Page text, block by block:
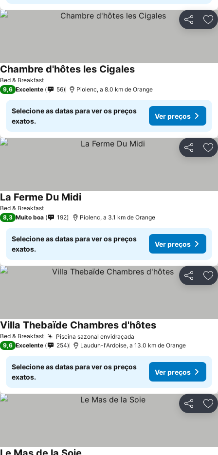
Partilhar
Bed & Breakfast
Chambre d'hôtes les CigalesVer preços
9,6 Excelente 56 Piolenc, a 8.0 km de Orange
Selecione as datas para ver os preços
exatos.
Ver preços
Partilhar
Bed & Breakfast
La Ferme Du MidiVer preços
8,3 Muito boa 192 Piolenc, a 3.1 km de Orange
Selecione as datas para ver os preços
exatos.
Ver preços
Partilhar
Bed & Breakfast Piscina sazonal envidraçada
Villa Thebaïde Chambres d'hôtesVer preços
9,6 Excelente 254 Laudun-l'Ardoise, a 13.0 km de Orange
Selecione as datas para ver os preços
exatos.
Ver preços
Partilhar